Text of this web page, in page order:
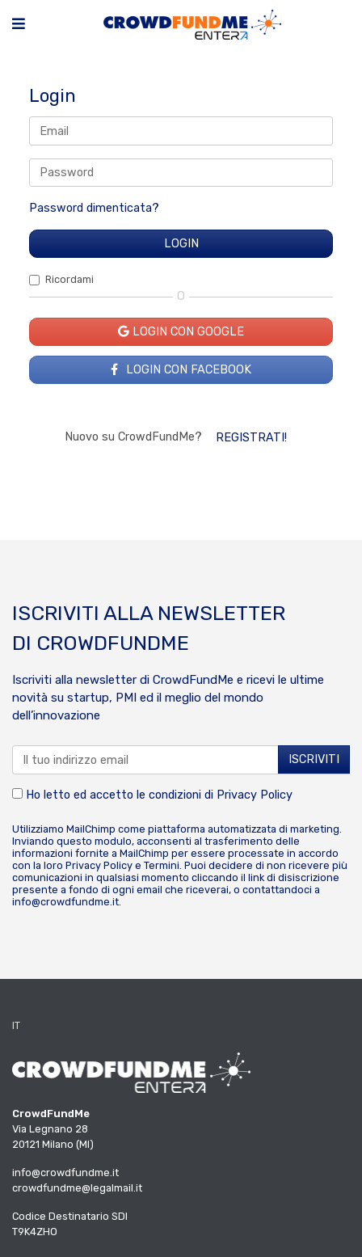
Login
Password dimenticata?
Ricordami
O
LOGIN CON GOOGLE
LOGIN CON FACEBOOK
Nuovo su CrowdFundMe? REGISTRATI!
ISCRIVITI ALLA NEWSLETTER
DI CROWDFUNDME
Iscriviti alla newsletter di CrowdFundMe e ricevi le ultime
novità su startup, PMI ed il meglio del mondo
dell’innovazione
Ho letto ed accetto le condizioni di Privacy Policy
Utilizziamo MailChimp come piattaforma automatizzata di marketing.
Inviando questo modulo, acconsenti al trasferimento delle
informazioni fornite a MailChimp per essere processate in accordo
con la loro Privacy Policy e Termini. Puoi decidere di non ricevere più
comunicazioni in qualsiasi momento cliccando il link di disiscrizione
presente a fondo di ogni email che riceverai, o contattandoci a
info@crowdfundme.it.
IT
CrowdFundMe
Via Legnano 28
20121 Milano (MI)
info@crowdfundme.it
crowdfundme@legalmail.it
Codice Destinatario SDI
T9K4ZHO